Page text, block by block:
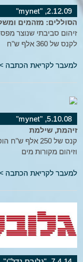
2.12.09, "mynet"
הסוללים: מזהמים
זיהום סביבתי שנוצר
לקנס של 360 אלף ש"ח
למעבר לקריאת הכתבה
5.10.08, "mynet"
זיהמת, שילמת
קנס של 250
וזיהום מקורות מים
למעבר לקריאת הכתבה